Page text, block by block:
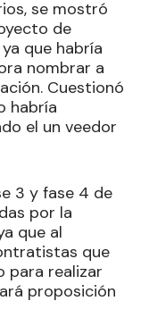
se mostró
de
que habría
nombrar a
Cuestionó
habría
el un veedor
3 y fase 4 de
por la
que al
que
para realizar
proposición